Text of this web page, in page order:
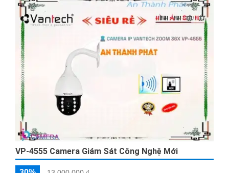
VP-4555 Camera Giám Sát Công Nghệ Mới